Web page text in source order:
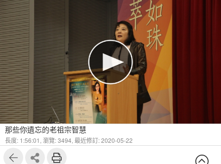
那些你遺忘的老祖宗智慧
長度: 1:56:01, 瀏覽: 3494, 最近修訂: 2020-05-22